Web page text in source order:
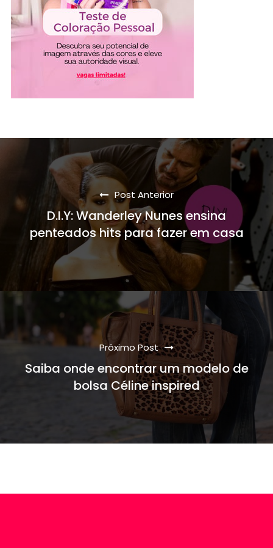
Post Anterior
D.I.Y: Wanderley Nunes ensina
penteados hits para fazer em casa
Próximo Post
Saiba onde encontrar um modelo de
bolsa Céline inspired